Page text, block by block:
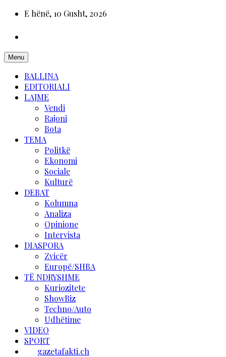
E hënë, 10 Gusht, 2026
Menu
BALLINA
EDITORIALI
LAJME
Vendi
Rajoni
Bota
TEMA
Politkë
Ekonomi
Sociale
Kulturë
DEBAT
Kolumna
Analiza
Opinione
Intervista
DIASPORA
Zvicër
Europë/SHBA
TË NDRYSHME
Kuriozitete
ShowBiz
Techno/Auto
Udhëtime
VIDEO
SPORT
gazetafakti.ch